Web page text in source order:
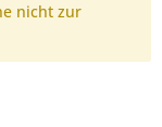
nicht zur